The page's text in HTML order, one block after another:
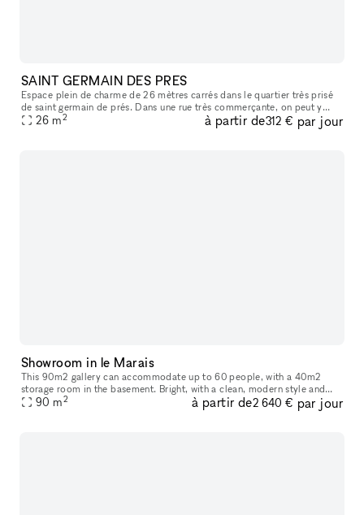
SAINT GERMAIN DES PRES
Espace plein de charme de 26 mètres carrés dans le quartier très prisé
de saint germain de prés. Dans une rue très commerçante, on peut y
apercevoir le carré saint germain, idéal pour y accueillir sa
26 m2 à partir de312 € par jour
Showroom in le Marais
This 90m2 gallery can accommodate up to 60 people, with a 40m2
storage room in the basement. Bright, with a clean, modern style and
ample hanging space, this gallery is ideal for art exhibitions, sh
90 m2 à partir de2 640 € par jour